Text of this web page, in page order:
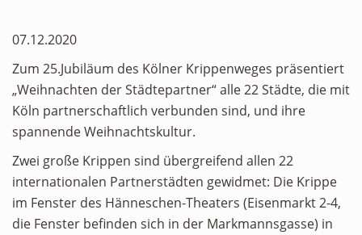
07.12.2020
Zum 25.Jubiläum des Kölner Krippenweges präsentiert
„Weihnachten der Städtepartner“ alle 22 Städte, die mit
Köln partnerschaftlich verbunden sind, und ihre
spannende Weihnachtskultur.
Zwei große Krippen sind übergreifend allen 22
internationalen Partnerstädten gewidmet: Die Krippe
im Fenster des Hänneschen-Theaters (Eisenmarkt 2-4,
die Fenster befinden sich in der Markmannsgasse) in